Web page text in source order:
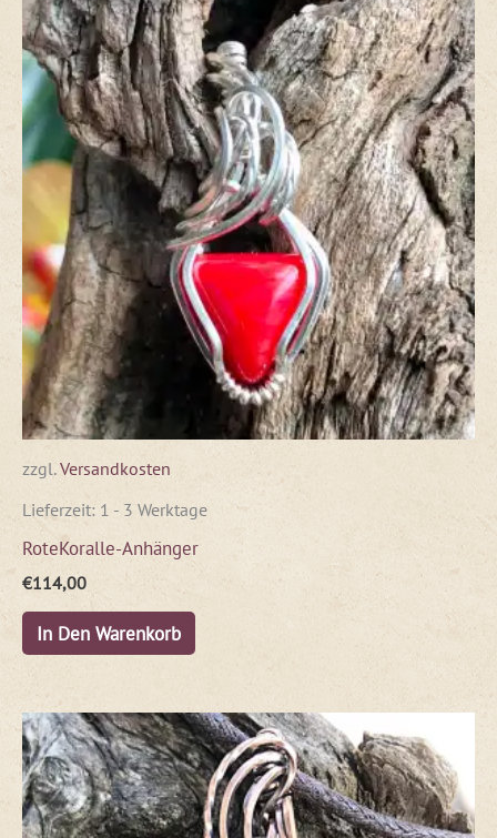
zzgl.Versandkosten
Lieferzeit: 1 - 3 Werktage
RoteKoralle-Anhänger
€114,00
In Den Warenkorb